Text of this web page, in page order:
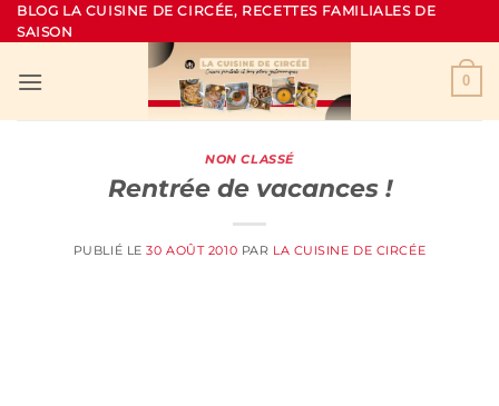
Passer
au
BLOG LA CUISINE DE CIRCÉE, RECETTES FAMILIALES DE
SAISON
0
NON CLASSÉ
Rentrée de vacances !
PUBLIÉ LE30 AOÛT 2010 PAR LA CUISINE DE CIRCÉE